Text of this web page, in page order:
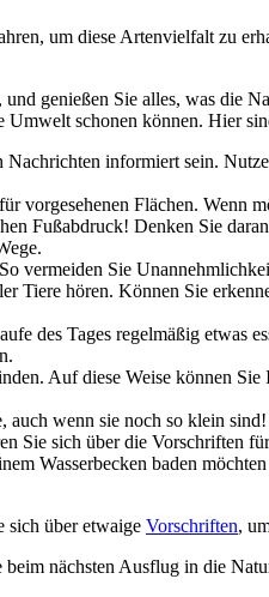
für Naturerbe und
Er beträgt 54 % bei Arten,
um diese Artenvielfalt zu
genießen Sie alles, was die
schonen können. Hier
informiert sein.
vorgesehenen Flächen. Wenn
Fußabdruck! Denken Sie
vermeiden Sie
hören. Können Sie
des Tages regelmäßig etwas
Auf diese Weise können
wenn sie noch so klein sind!
Sie sich über die Vorschriften
Wasserbecken baden
über etwaige